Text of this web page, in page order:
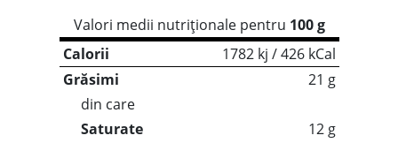
Valori medii nutriționale pentru 100 g
Calorii
1782 kj / 426 kCal
Grăsimi
21 g
din care
Saturate
12 g